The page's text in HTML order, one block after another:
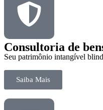
Consultoria de
Seu patrimônio intangível
Saiba Mais